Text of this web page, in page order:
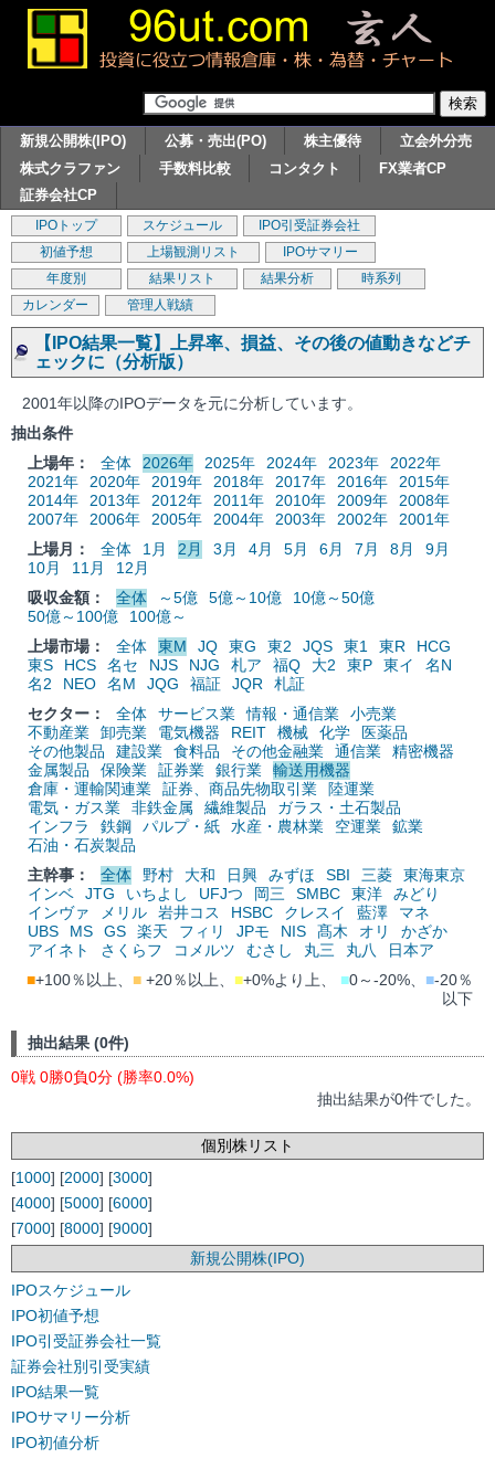
新規公開株(IPO) 公募・売出(PO) 株主優待
立会外分売
株式クラファン
手数料比較 コンタクト
FX業者CP
証券会社CP
IPOトップ スケジュール
IPO引受証券会社
初値予想
上場観測リスト
IPOサマリー
年度別
結果リスト 結果分析
時系列
カレンダー
管理人戦績
【IPO結果一覧】上昇率、損益、その後の値動きなどチ
ェックに（分析版）
2001年以降のIPOデータを元に分析しています。
抽出条件
上場年：
全体 2026年 2025年 2024年 2023年
2022年
2021年
2020年 2019年 2018年 2017年 2016年
2015年
2014年
2013年 2012年 2011年 2010年 2009年
2008年
2007年
2006年 2005年 2004年 2003年 2002年
2001年
上場月：
全体 1月 2月 3月 4月 5月 6月 7月 8月
9月
10月
11月
12月
吸収金額：
全体 ～5億 5億～10億
10億～50億
50億～100億
100億～
上場市場：
全体 東M JQ 東G 東2 JQS 東1 東R
HCG
東S
HCS 名セ NJS NJG 札ア 福Q 大2 東P 東イ
名N
名2
NEO 名M JQG 福証 JQR
札証
セクター：
全体 サービス業 情報・通信業
小売業
不動産業
卸売業 電気機器 REIT 機械 化学
医薬品
その他製品
建設業 食料品 その他金融業 通信業
精密機器
金属製品
保険業 証券業 銀行業
輸送用機器
倉庫・運輸関連業
証券、商品先物取引業
陸運業
電気・ガス業
非鉄金属 繊維製品
ガラス・土石製品
インフラ
鉄鋼 パルプ・紙 水産・農林業 空運業
鉱業
石油・石炭製品
主幹事：
全体 野村 大和 日興 みずほ SBI 三菱
東海東京
インベ
JTG いちよし UFJつ 岡三 SMBC 東洋
みどり
インヴァ
メリル 岩井コス HSBC クレスイ 藍澤
マネ
UBS
MS GS 楽天 フィリ JPモ NIS 髙木 オリ
かざか
アイネト
さくらフ コメルツ むさし 丸三 丸八
日本ア
■+100％以上、 ■ +20％以上、 ■+0%より上、 ■0～-20%、 ■-20％
以下
抽出結果 (0件)
0戦 0勝0負0分 (勝率0.0%)
抽出結果が0件でした。
個別株リスト
[1000] [2000] [3000]
[4000] [5000] [6000]
[7000] [8000] [9000]
新規公開株(IPO)
IPOスケジュール
IPO初値予想
IPO引受証券会社一覧
証券会社別引受実績
IPO結果一覧
IPOサマリー分析
IPO初値分析